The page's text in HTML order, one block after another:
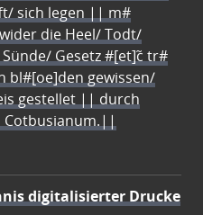
sich legen || m#
die Heel/ Todt/
Gesetz #[et]c̃ tr#
bl#[oe]den gewissen/
gestellet || durch
digitalisierter Drucke